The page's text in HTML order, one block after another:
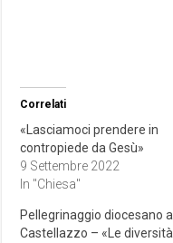
Correlati
«Lasciamoci prendere in
contropiede da Gesù»
9 Settembre 2022
In "Chiesa"
Pellegrinaggio diocesano a
Castellazzo – «Le diversità